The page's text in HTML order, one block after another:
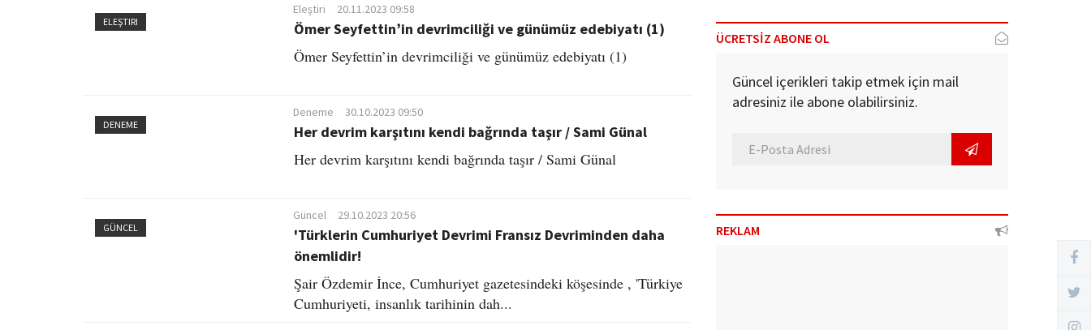
ELEŞTIRI
Eleştiri 20.11.2023 09:58
Ömer Seyfettin’in devrimciliği ve günümüz edebiyatı (1)
Ömer Seyfettin’in devrimciliği ve günümüz edebiyatı (1)
DENEME
Deneme 30.10.2023 09:50
Her devrim karşıtını kendi bağrında taşır / Sami Günal
Her devrim karşıtını kendi bağrında taşır / Sami Günal
GÜNCEL
Güncel 29.10.2023 20:56
'Türklerin Cumhuriyet Devrimi Fransız Devriminden daha
önemlidir!
Şair Özdemir İnce, Cumhuriyet gazetesindeki köşesinde , 'Türkiye
Cumhuriyeti, insanlık tarihinin dah...
ÜCRETSİZ ABONE OL
Güncel içerikleri takip etmek için mail
adresiniz ile abone olabilirsiniz.
REKLAM